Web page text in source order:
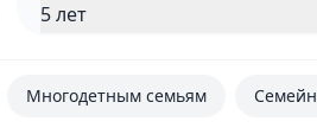
5 лет
Многодетным семьям